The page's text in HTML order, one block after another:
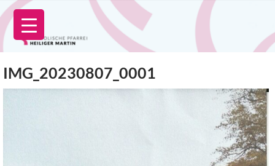
Zum
Inhalt
springen
IMG_20230807_0001